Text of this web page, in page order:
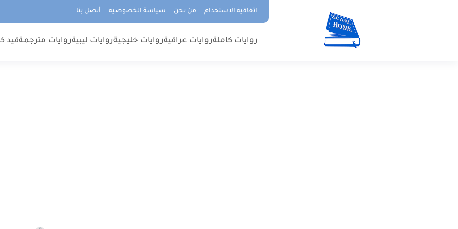
اتفاقية الاستخدام من نحن سياسة الخصوصيه أتصل بنا
روايات كاملةروايات عراقيةروايات خليجيةروايات ليبيةروايات مترجمةقيد